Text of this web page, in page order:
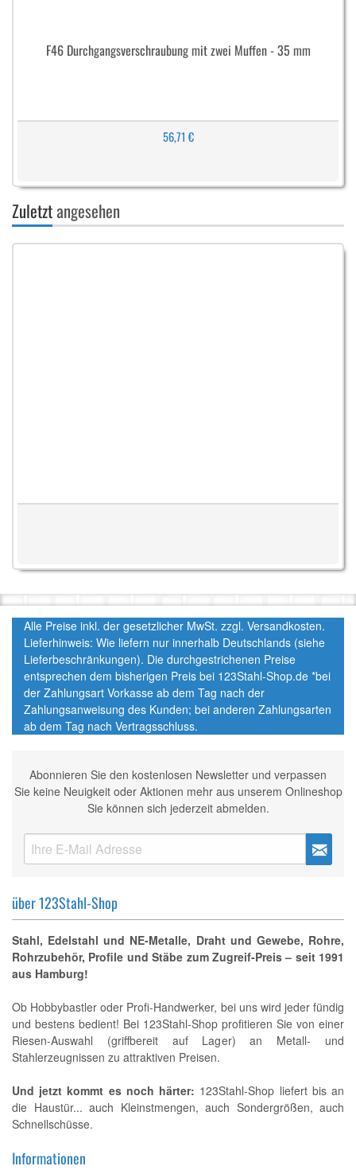
F46 Durchgangsverschraubung mit zwei Muffen - 35 mm
56,71 €
Zuletztangesehen
Alle Preise inkl. der gesetzlicher MwSt. zzgl. Versandkosten.
Lieferhinweis: Wie liefern nur innerhalb Deutschlands (siehe
Lieferbeschränkungen). Die durchgestrichenen Preise
entsprechen dem bisherigen Preis bei 123Stahl-Shop.de *bei
der Zahlungsart Vorkasse ab dem Tag nach der
Zahlungsanweisung des Kunden; bei anderen Zahlungsarten
ab dem Tag nach Vertragsschluss.
Abonnieren Sie den kostenlosen Newsletter und verpassen
Sie keine Neuigkeit oder Aktionen mehr aus unserem Onlineshop
Sie können sich jederzeit abmelden.
über 123Stahl-Shop
Stahl, Edelstahl und NE-Metalle, Draht und Gewebe, Rohre,
Rohrzubehör, Profile und Stäbe zum Zugreif-Preis – seit 1991
aus Hamburg!
Ob Hobbybastler oder Profi-Handwerker, bei uns wird jeder fündig
und bestens bedient! Bei 123Stahl-Shop profitieren Sie von einer
Riesen-Auswahl (griffbereit auf Lager) an Metall- und
Stahlerzeugnissen zu attraktiven Preisen.
Und jetzt kommt es noch härter: 123Stahl-Shop liefert bis an
die Haustür... auch Kleinstmengen, auch Sondergrößen, auch
Schnellschüsse.
Informationen